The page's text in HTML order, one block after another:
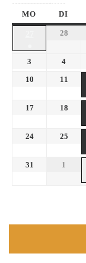
MO DI
28
3 4
10
11
17 18
24 25
31 1